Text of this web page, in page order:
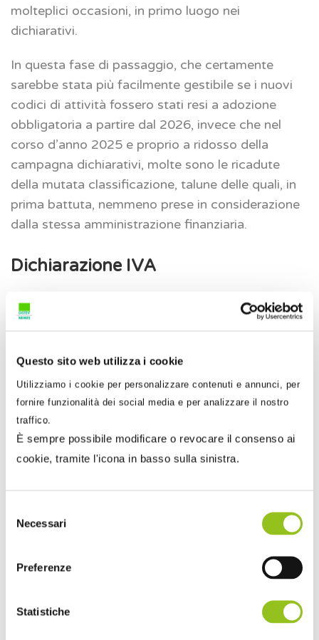
Questo sito web utilizza i cookie
Utilizziamo i cookie per personalizzare contenuti e annunci, per
fornire funzionalità dei social media e per analizzare il nostro
traffico.
È sempre possibile modificare o revocare il consenso ai
cookie, tramite l'icona in basso sulla sinistra.
delNecessari
Preferenze
Statistiche
molteplici occasioni, in primo luogo nei
dichiarativi.
In questa fase di passaggio, che certamente
sarebbe stata più facilmente gestibile se i nuovi
codici di attività fossero stati resi a adozione
obbligatoria a partire dal 2026, invece che nel
corso d’anno 2025 e proprio a ridosso della
campagna dichiarativi, molte sono le ricadute
della mutata classificazione, talune delle quali, in
prima battuta, nemmeno prese in considerazione
dalla stessa amministrazione finanziaria.
Dichiarazione IVA
Un primo nodo da sciogliere era quello della
Dichiarazione modello IVA 2025, anno di imposta
prevedono l’utilizzo del codice ATECO in essere
al momento della presentazione del dichiarativo.
Ciò avrebbe comportato che le dichiarazioni
trasmesse entro il 31 marzo avrebbero recato
ATECO 2022, mentre quelle trasmesse dal primo
di aprile avrebbero dovuto esporre già il nuovo
complicazione è intervenuta l’Agenzia delle
pubblicata il 5 marzo 2025,
con la quale è stato chiarito che per le
2025 “i contribuenti potranno indicare, in